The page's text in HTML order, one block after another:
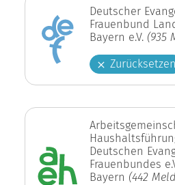
Deutscher
Frauenbund
Bayern e.V. (935
Zurücksetzen
Deutschen
Frauenbundes
Bayern (442